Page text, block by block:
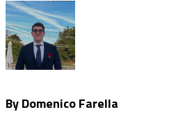
By Domenico Farella